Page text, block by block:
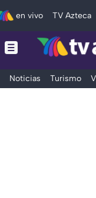
en vivo TV Azteca
Noticias Turismo